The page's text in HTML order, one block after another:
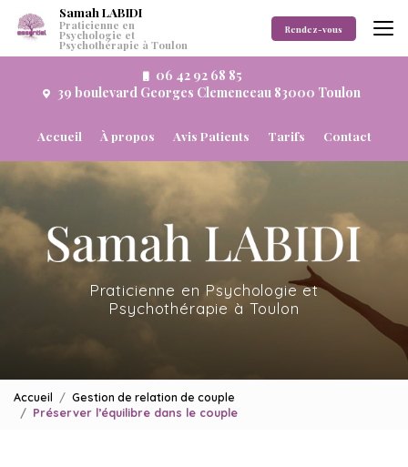
Aller
06 42 92 68 85
39 boulevard Georges Clemenceau 83000 Toulon
Accueil À propos Avis Patients Tarifs Contact
Samah LABIDI
Praticienne en
Psychologie et
Psychothérapie à Toulon
Rendez-vous
Praticienne en Psychologie et
Psychothérapie à Toulon
Accueil
Gestion de relation de couple
Préserver l’équilibre dans le couple